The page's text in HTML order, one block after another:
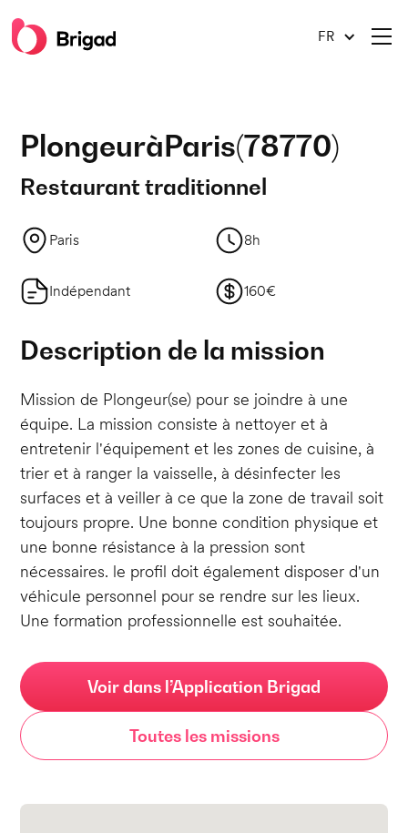
FR
PlongeuràParis(78770)
Restaurant traditionnel
Paris 8h
Indépendant 160€
Description de la mission
Mission de Plongeur(se) pour se joindre à une
équipe. La mission consiste à nettoyer et à
entretenir l'équipement et les zones de cuisine, à
trier et à ranger la vaisselle, à désinfecter les
surfaces et à veiller à ce que la zone de travail soit
toujours propre. Une bonne condition physique et
une bonne résistance à la pression sont
nécessaires. le profil doit également disposer d'un
véhicule personnel pour se rendre sur les lieux.
Une formation professionnelle est souhaitée.
Voir dans l’Application Brigad
Toutes les missions